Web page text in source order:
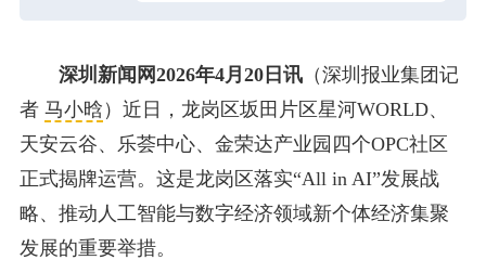
深圳新闻网2026年4月20日讯（深圳报业集团记
者 马小晗 ）近日，龙岗区坂田片区星河WORLD、
天安云谷、乐荟中心、金荣达产业园四个OPC社区
正式揭牌运营。这是龙岗区落实“All in AI”发展战
略、推动人工智能与数字经济领域新个体经济集聚
发展的重要举措。